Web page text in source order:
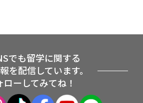
でも留学に関する
を配信しています。
ローしてみてね！